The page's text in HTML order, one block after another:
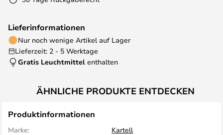
Lieferinformationen
Nur noch wenige Artikel auf Lager
Lieferzeit: 2 - 5 Werktage
Gratis Leuchtmittel enthalten
ÄHNLICHE PRODUKTE ENTDECKEN
Produktinformationen
Marke:
Kartell